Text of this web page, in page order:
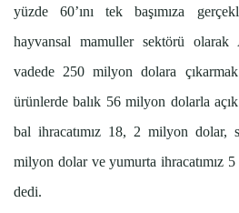
yüzde 60’ını tek başımıza
hayvansal mamuller sektörü olarak
vadede 250 milyon dolara
ürünlerde balık 56 milyon dolarla
bal ihracatımız 18, 2 milyon dolar,
milyon dolar ve yumurta ihracatımız
dedi.